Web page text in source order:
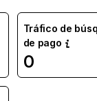
Tráfico de
de pago
0